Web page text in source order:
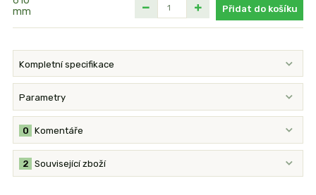
Přidat do košíku
Kompletní specifikace
Parametry
Komentáře
0
Související zboží
2